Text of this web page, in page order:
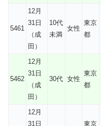
5461
12月
31日
（成
田）
10代
未満
女性
東京
都
5462
12月
31日
（成
田）
30代 女性
東京
都
12月
31日
東京